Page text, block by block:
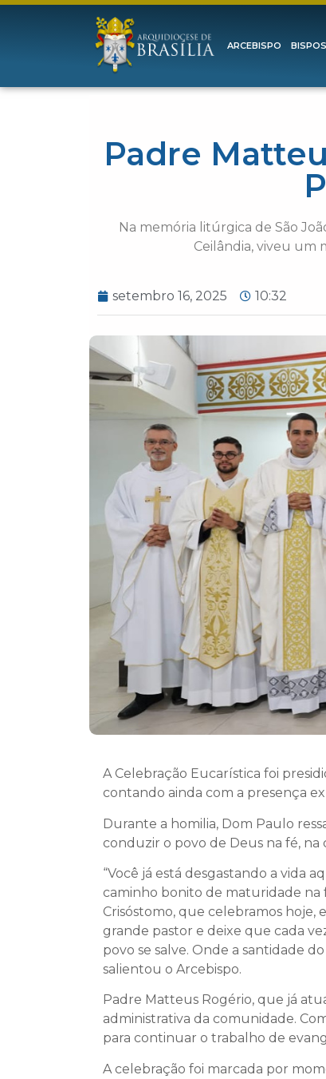
ARCEBISPO BISPOS
Padre
Na memória litúrgica de São
Ceilândia, viveu um
setembro 16, 2025 10:32
A Celebração Eucarística foi
contando ainda com a presença
Durante a homilia, Dom Paulo
conduzir o povo de Deus na fé, na
“Você já está desgastando a vida
caminho bonito de maturidade na
Crisóstomo, que celebramos hoje,
grande pastor e deixe que cada
povo se salve. Onde a santidade
salientou o Arcebispo.
Padre Matteus Rogério, que já
administrativa da comunidade.
para continuar o trabalho de
A celebração foi marcada por